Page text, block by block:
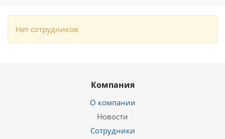
Нет сотрудников
Компания
О компании
Новости
Сотрудники